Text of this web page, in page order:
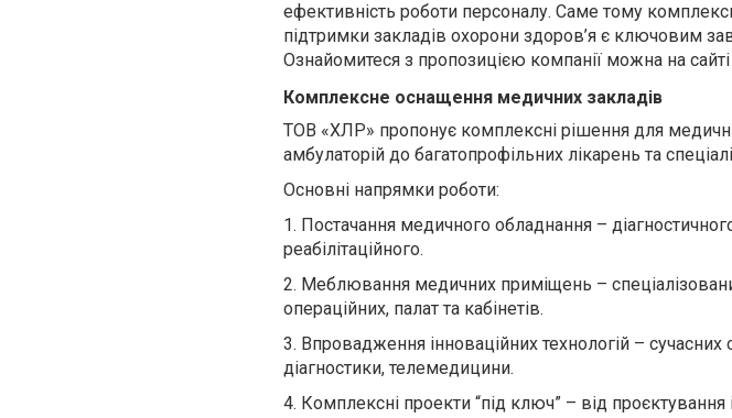
ефективність роботи персоналу. Саме тому
підтримки закладів охорони здоров’я є ключовим
Ознайомитеся з пропозицією компанії можна на сайті
Комплексне оснащення медичних закладів
ТОВ «ХЛР» пропонує комплексні рішення для
амбулаторій до багатопрофільних лікарень та
Основні напрямки роботи:
1. Постачання медичного обладнання –
реабілітаційного.
2. Меблювання медичних приміщень –
операційних, палат та кабінетів.
3. Впровадження інноваційних технологій –
діагностики, телемедицини.
4. Комплексні проекти “під ключ” – від